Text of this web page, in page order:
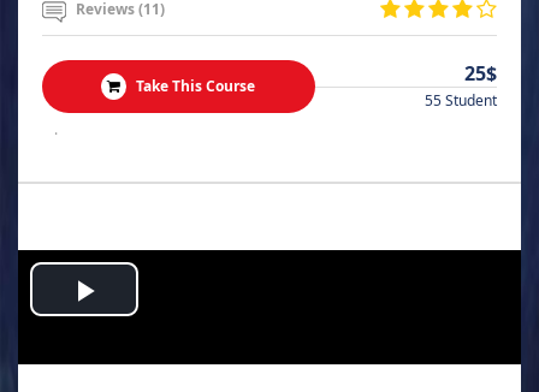
Reviews (11)
Take This Course 25$
55 Student
.
Play
Video